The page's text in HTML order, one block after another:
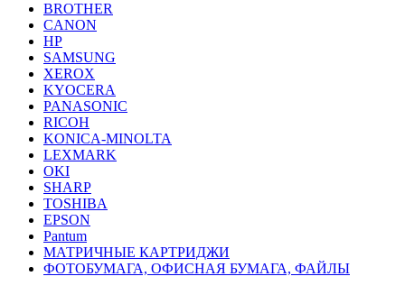
BROTHER
CANON
HP
SAMSUNG
XEROX
KYOCERA
PANASONIC
RICOH
KONICA-MINOLTA
LEXMARK
OKI
SHARP
TOSHIBA
EPSON
Pantum
МАТРИЧНЫЕ КАРТРИДЖИ
ФОТОБУМАГА, ОФИСНАЯ БУМАГА, ФАЙЛЫ